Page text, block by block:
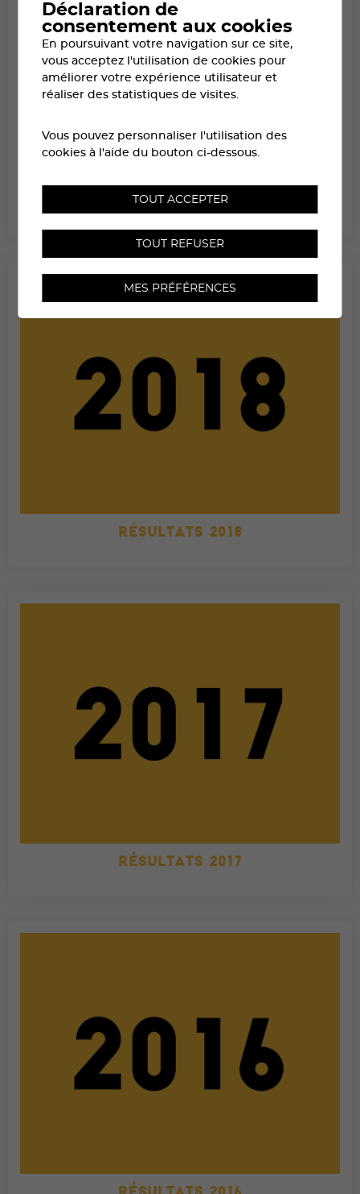
RÉSULTATS 2019
RÉSULTATS 2018
RÉSULTATS 2017
Déclaration de
consentement aux cookies
En poursuivant votre navigation sur ce site,
vous acceptez l'utilisation de cookies pour
améliorer votre expérience utilisateur et
réaliser des statistiques de visites.
Vous pouvez personnaliser l'utilisation des
cookies à l'aide du bouton ci-dessous.
TOUT ACCEPTER
TOUT REFUSER
MES PRÉFÉRENCES